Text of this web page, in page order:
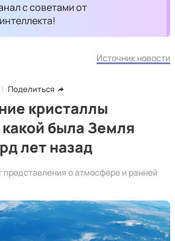
с советами от
Источник новости
Поделиться
кристаллы
была Земля
лет назад
о атмосфере и ранней